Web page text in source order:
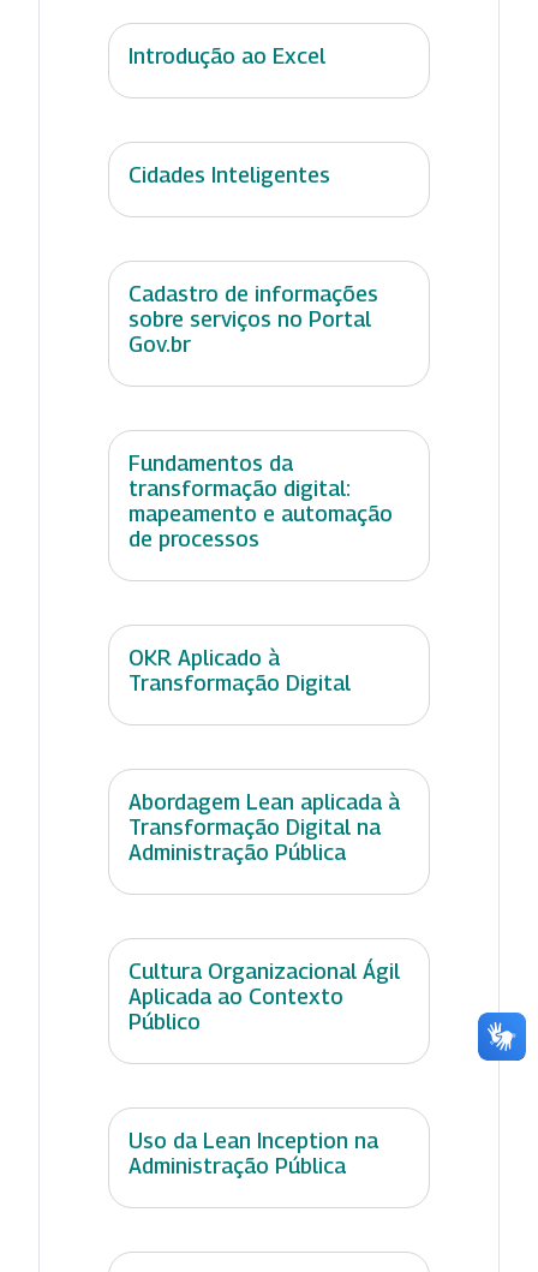
Introdução ao Excel
Cidades Inteligentes
Cadastro de informações
sobre serviços no Portal
Gov.br
Fundamentos da
transformação digital:
mapeamento e automação
de processos
OKR Aplicado à
Transformação Digital
Abordagem Lean aplicada à
Transformação Digital na
Administração Pública
Cultura Organizacional Ágil
Aplicada ao Contexto
Público
Uso da Lean Inception na
Administração Pública